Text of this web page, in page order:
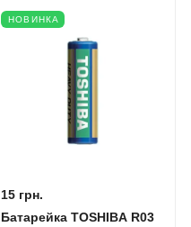
НОВИНКА
15 грн.
Батарейка TOSHIBA R03